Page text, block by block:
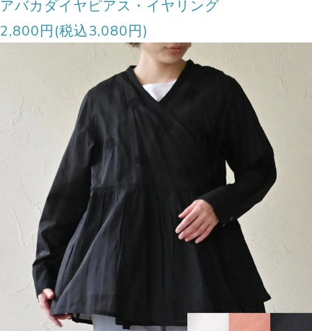
アバカダイヤピアス・イヤリング
2,800円(税込3,080円)